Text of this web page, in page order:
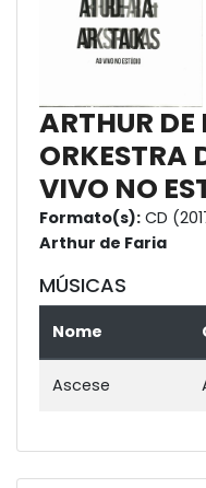
ARTHUR DE
ORKESTRA
VIVO NO
Formato(s): CD
Arthur de Faria
MÚSICAS
Nome
Ascese